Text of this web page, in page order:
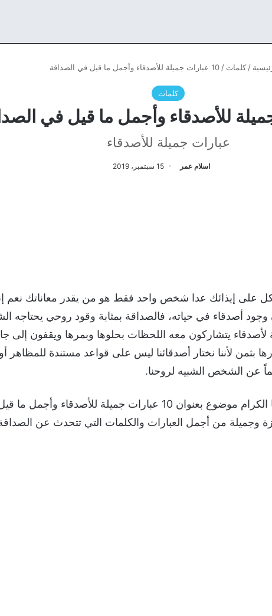
/ كلمات / 10 عبارات جميلة للأصدقاء وأجمل ما قيل في الصداقة
كلمات
عبارات جميلة للأصدقاء
اسلام عمر 15 سبتمبر، 2019
على إيذائك عدا شخص واحد فقط هو من يقدر معاناتك نعم
وجود أصدقاء في حياته، فالصداقة بمثابة وقود روحي يحتاجه
يتشاركون معه اللحظات بحلوها وبمرها ويقفون إلى
بثمن لأننا نختار أصدقائنا ليس على قواعد مستندة للمظاهر أو
عن الشخص الشبيه لروحنا.
وأما اليوم فيسعدنا أن نقدم لكم متابعينا الكرام موضوع بعنوان 10 عبارات
وجميلة من أجمل العبارات والكلمات التي تتحدث عن الصداقة